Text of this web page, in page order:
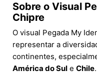
Sobre o Visual
Chipre
O visual Pegada My
representar a
continentes,
América do Sul e Chile